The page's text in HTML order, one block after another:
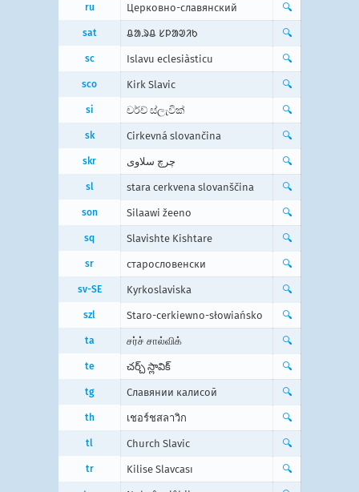
ru Церковно-славянский 🔍
sat ᱪᱟᱹᱨᱪ ᱥᱞᱟᱣᱤᱠ 🔍
sc Islavu eclesiàsticu 🔍
sco Kirk Slavic 🔍
si චර්ච් ස්ලැවික් 🔍
sk Cirkevná slovančina 🔍
skr چرچ سلاوی 🔍
sl stara cerkvena slovanščina 🔍
son Silaawi žeeno 🔍
sq Slavishte Kishtare 🔍
sr старословенски 🔍
sv-SE Kyrkoslaviska 🔍
szl Staro-cerkiewno-słowiańsko 🔍
ta சர்ச் சால்விக் 🔍
te చర్చ్ స్లావిక్ 🔍
tg Славянии калисоӣ 🔍
th เชอร์ชสลาวิก 🔍
tl Church Slavic 🔍
tr Kilise Slavcası 🔍